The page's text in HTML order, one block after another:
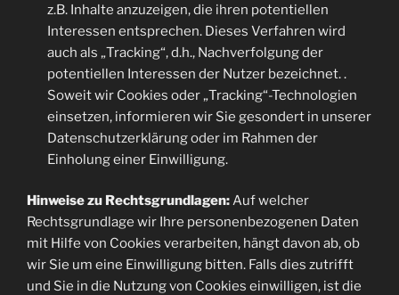
z.B. Inhalte anzuzeigen, die ihren potentiellen
Interessen entsprechen. Dieses Verfahren wird
auch als „Tracking“, d.h., Nachverfolgung der
potentiellen Interessen der Nutzer bezeichnet. .
Soweit wir Cookies oder „Tracking“-Technologien
einsetzen, informieren wir Sie gesondert in unserer
Datenschutzerklärung oder im Rahmen der
Einholung einer Einwilligung.
Hinweise zu Rechtsgrundlagen:Auf welcher
Rechtsgrundlage wir Ihre personenbezogenen Daten
mit Hilfe von Cookies verarbeiten, hängt davon ab, ob
wir Sie um eine Einwilligung bitten. Falls dies zutrifft
und Sie in die Nutzung von Cookies einwilligen, ist die